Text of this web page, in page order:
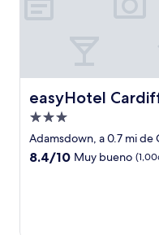
easyHotel
easyHotel Cardiff
Propiedad
de
3.0
Adamsdown, a 0.7 mi de
8.4
8.4/10 Muy bueno